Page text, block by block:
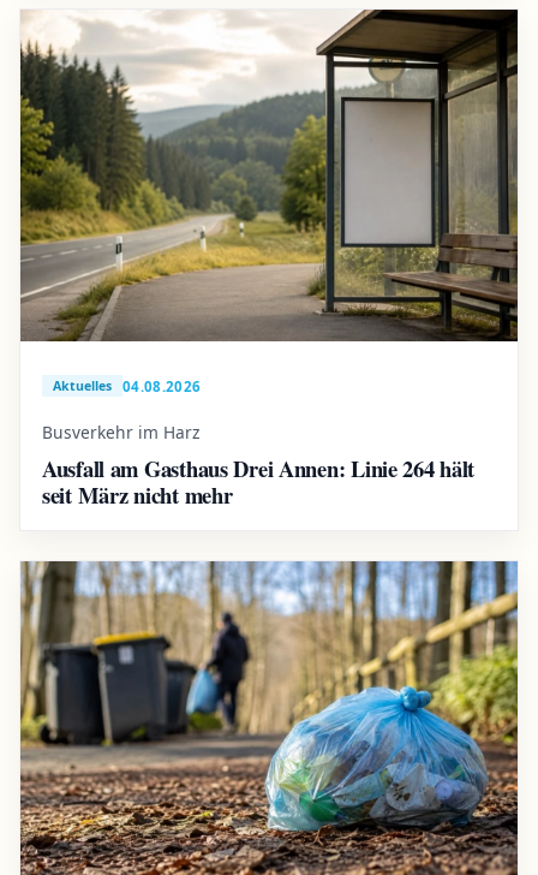
Aktuelles 04.08.2026
Busverkehr im Harz
Ausfall am Gasthaus Drei Annen: Linie 264 hält
seit März nicht mehr